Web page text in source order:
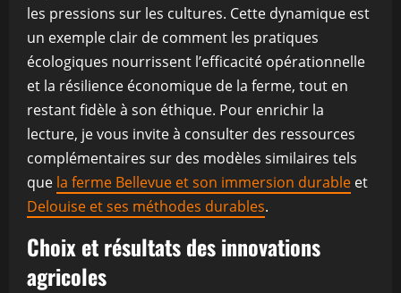
les pressions sur les cultures. Cette dynamique est
un exemple clair de comment les pratiques
écologiques nourrissent l’efficacité opérationnelle
et la résilience économique de la ferme, tout en
restant fidèle à son éthique. Pour enrichir la
lecture, je vous invite à consulter des ressources
complémentaires sur des modèles similaires tels
que la ferme Bellevue et son immersion durable et
Delouise et ses méthodes durables.
Choix et résultats des innovations
agricoles